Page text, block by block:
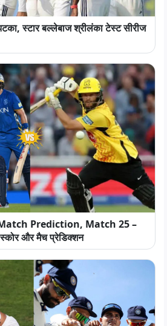
स्टार बल्लेबाज श्रीलंका टेस्ट सीरीज
Prediction, Match 25 –
स्कोर और मैच प्रेडिक्शन